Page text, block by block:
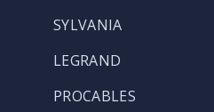
SYLVANIA
LEGRAND
PROCABLES